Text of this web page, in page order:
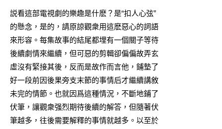
説看這部電視劇的樂趣是什麽？是“扣人心弦”
的懸念，是的，請原諒觀衆用這麽惡心的詞語
來形容。每集故事的結尾都埋有一個關子等待
後續劇情來繼續，但可惡的剪輯卻偏偏故弄玄
虛沒有緊接其後，反而是故作而言他，鋪墊了
好一段前因後果旁支末節的事情后才繼續講敘
未完的情節。也就因爲這種情況，不斷地鋪了
伏筆，讓觀衆强烈期待後續的解答，但隨著伏
筆越多，往後需要解釋的事情就越多。以至於